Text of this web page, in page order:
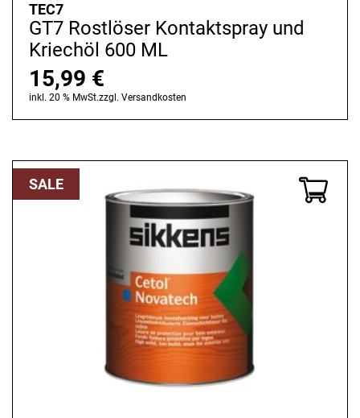
TEC7
GT7 Rostlöser Kontaktspray und
Kriechöl 600 ML
15,99 €
inkl. 20 % MwSt.zzgl. Versandkosten
SALE